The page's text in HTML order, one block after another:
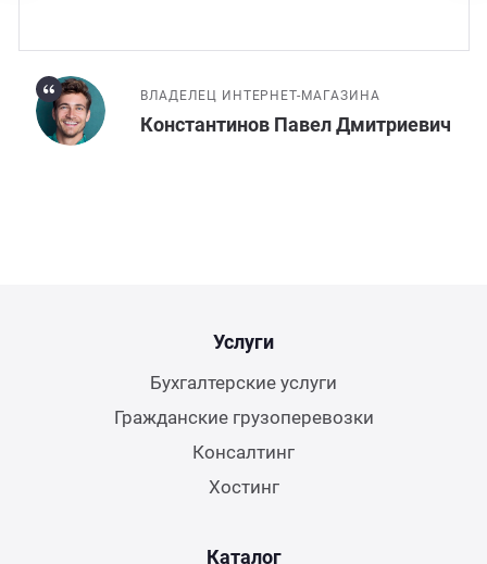
ВЛАДЕЛЕЦ ИНТЕРНЕТ-МАГАЗИНА
Константинов Павел Дмитриевич
Услуги
Бухгалтерские услуги
Гражданские грузоперевозки
Консалтинг
Хостинг
Каталог